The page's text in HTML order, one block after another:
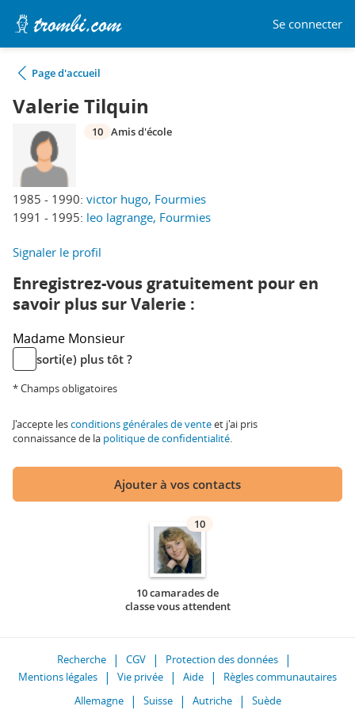
Se connecter
Page d'accueil
Valerie Tilquin
1985 - 1990: victor hugo, Fourmies
1991 - 1995: leo lagrange, Fourmies
10 Amis d'école
Signaler le profil
Enregistrez-vous gratuitement pour en
savoir plus sur Valerie :
Madame Monsieur
sorti(e) plus tôt ?
* Champs obligatoires
J'accepte lesconditions générales de venteet j'ai pris
connaissance de la politique de confidentialité.
Ajouter à vos contacts
10
10 camarades de
classe vous attendent
Recherche CGV
Protection des données
Mentions légales
Vie privée Aide
Règles communautaires
Allemagne
Suisse Autriche Suède